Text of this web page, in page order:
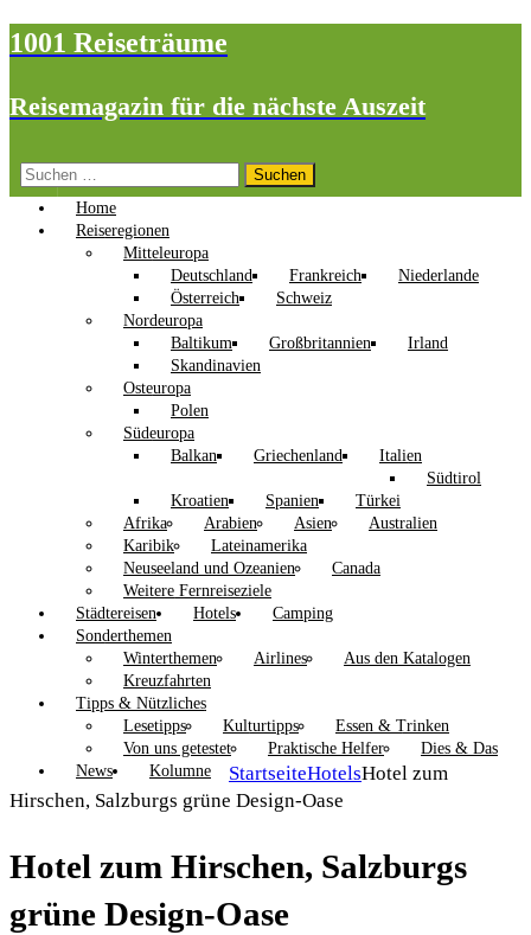
1001 Reiseträume
Reisemagazin für die nächste Auszeit
Suchen
nach:
Home
Reiseregionen
Mitteleuropa
Deutschland
Frankreich
Niederlande
Österreich
Schweiz
Nordeuropa
Baltikum
Großbritannien
Irland
Skandinavien
Osteuropa
Polen
Südeuropa
Balkan
Griechenland
Italien
Südtirol
Kroatien
Spanien
Türkei
Afrika
Arabien Asien
Australien
Karibik
Lateinamerika
Neuseeland und Ozeanien
Canada
Weitere Fernreiseziele
Städtereisen
Hotels
Camping
Sonderthemen
Winterthemen
Airlines
Aus den Katalogen
Kreuzfahrten
Tipps & Nützliches
Lesetipps
Kulturtipps
Essen & Trinken
Von uns getestet
Praktische Helfer
Dies & Das
News
Kolumne StartseiteHotelsHotel zum
Hirschen, Salzburgs grüne Design-Oase
Hotel zum Hirschen, Salzburgs
grüne Design-Oase